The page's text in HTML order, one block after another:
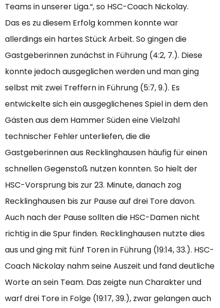
Teams in unserer Liga.“, so HSC-Coach Nickolay.
Das es zu diesem Erfolg kommen konnte war
allerdings ein hartes Stück Arbeit. So gingen die
Gastgeberinnen zunächst in Führung (4:2, 7.). Diese
konnte jedoch ausgeglichen werden und man ging
selbst mit zwei Treffern in Führung (5:7, 9.). Es
entwickelte sich ein ausgeglichenes Spiel in dem den
Gästen aus dem Hammer Süden eine Vielzahl
technischer Fehler unterliefen, die die
Gastgeberinnen aus Recklinghausen häufig für einen
schnellen Gegenstoß nutzen konnten. So hielt der
HSC-Vorsprung bis zur 23. Minute, danach zog
Recklinghausen bis zur Pause auf drei Tore davon.
Auch nach der Pause sollten die HSC-Damen nicht
richtig in die Spur finden. Recklinghausen nutzte dies
aus und ging mit fünf Toren in Führung (19:14, 33.). HSC-
Coach Nickolay nahm seine Auszeit und fand deutliche
Worte an sein Team. Das zeigte nun Charakter und
warf drei Tore in Folge (19:17, 39.), zwar gelangen auch